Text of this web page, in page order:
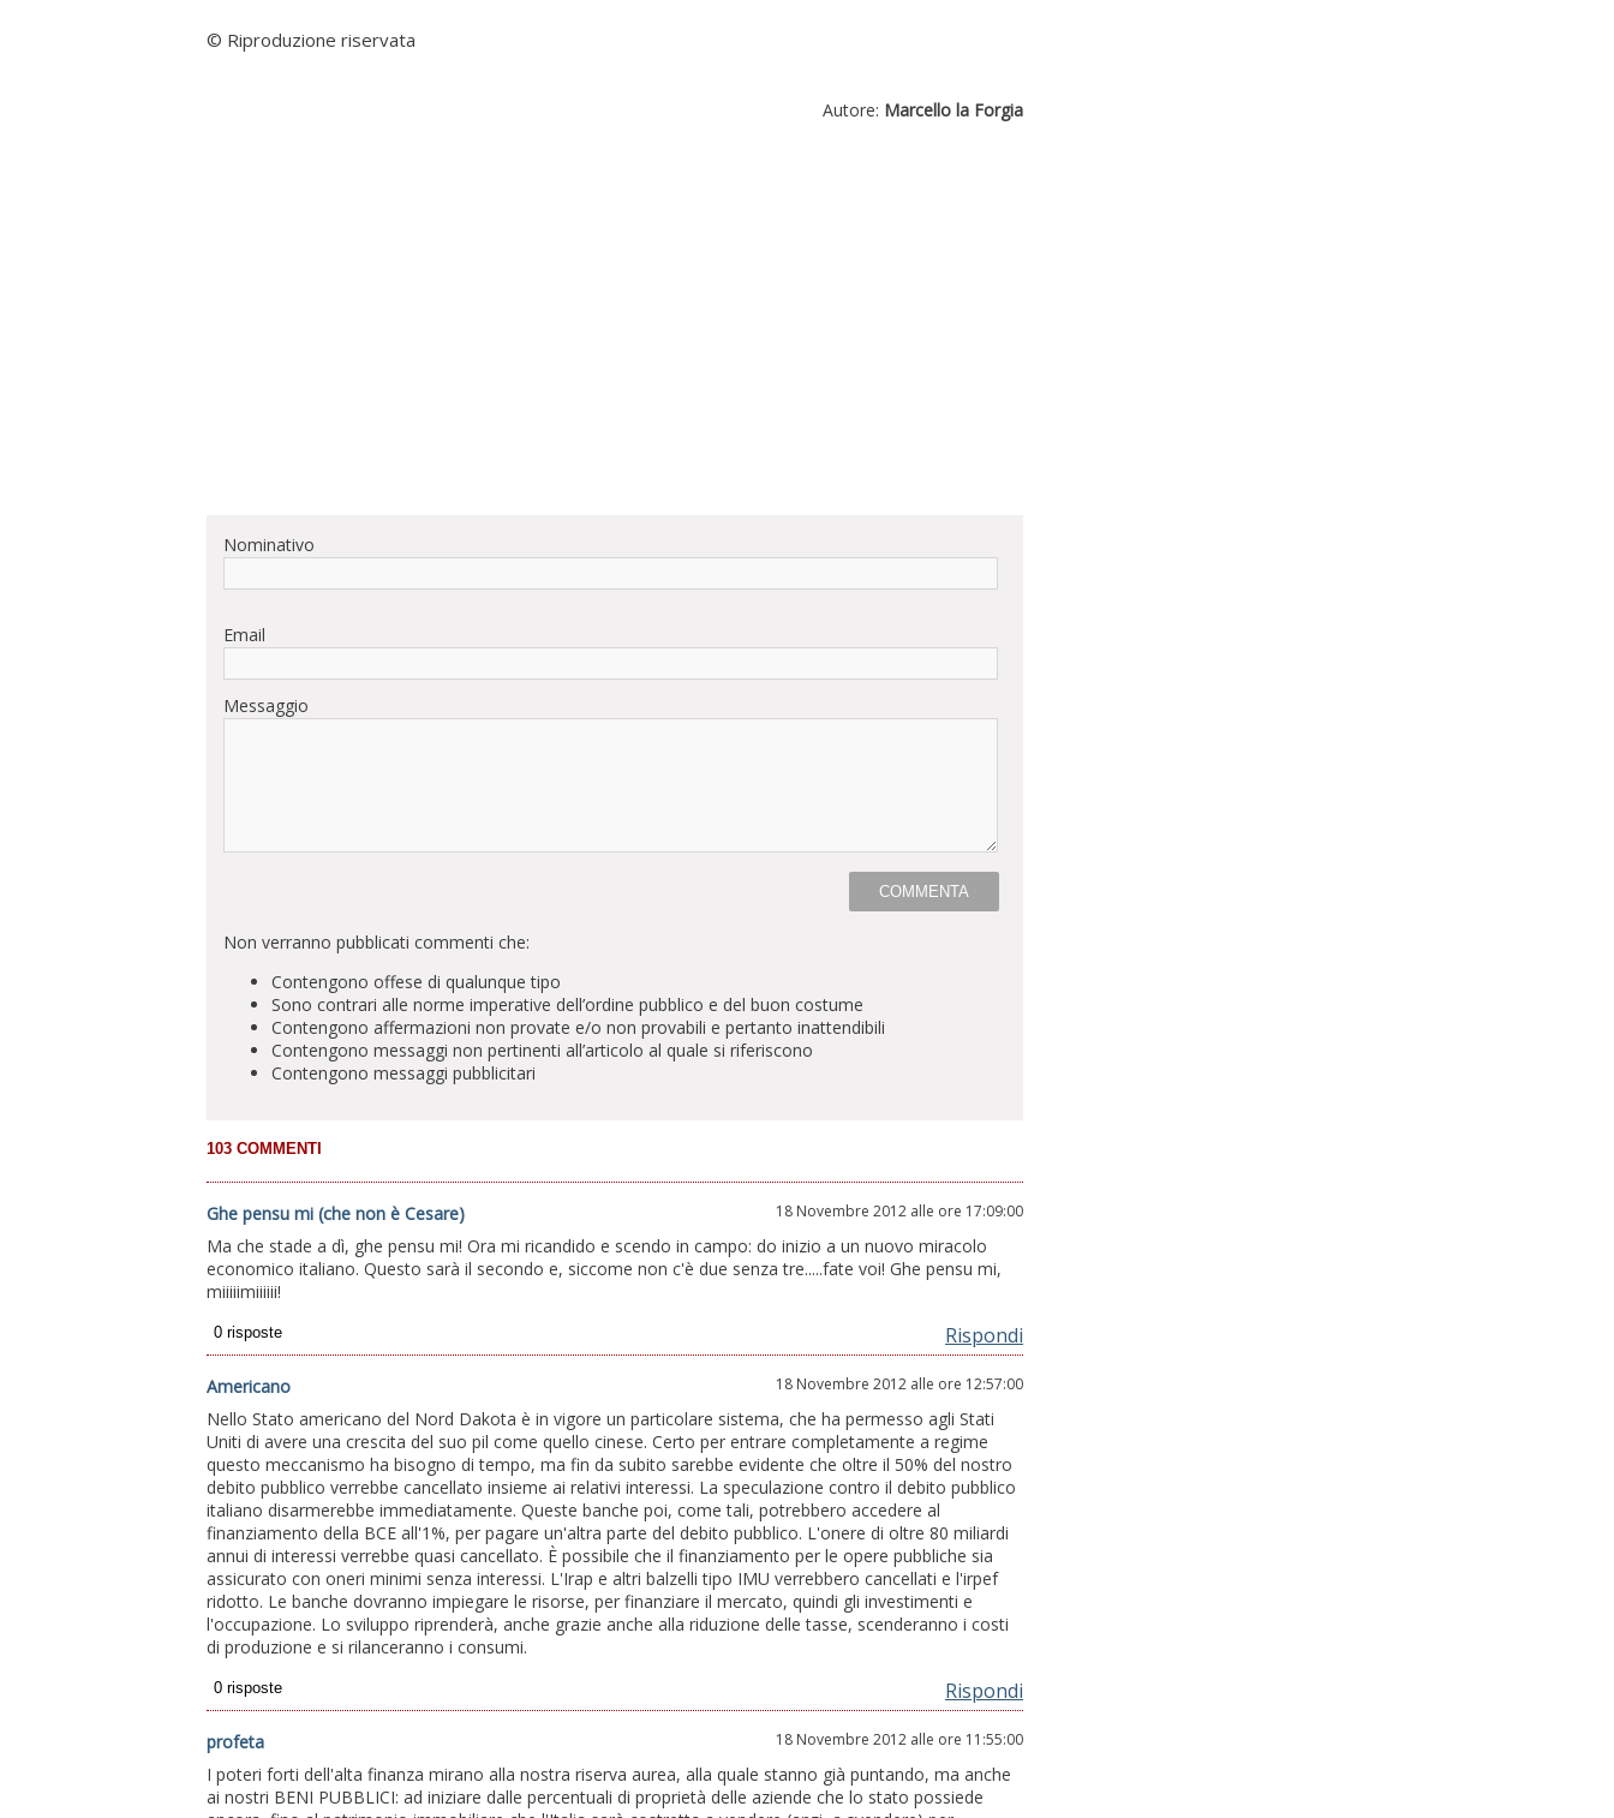
© Riproduzione riservata
Autore: Marcello la Forgia
Nominativo
Email
Messaggio
Non verranno pubblicati commenti che:
Contengono offese di qualunque tipo
Sono contrari alle norme imperative dell’ordine pubblico e del buon costume
Contengono affermazioni non provate e/o non provabili e pertanto inattendibili
Contengono messaggi non pertinenti all’articolo al quale si riferiscono
Contengono messaggi pubblicitari
Ghe pensu mi (che non è Cesare) 18 Novembre 2012 alle ore 17:09:00
Ma che stade a dì, ghe pensu mi! Ora mi ricandido e scendo in campo: do inizio a un nuovo miracolo
economico italiano. Questo sarà il secondo e, siccome non c'è due senza tre.....fate voi! Ghe pensu mi,
miiiiimiiiiii!
Rispondi
Americano 18 Novembre 2012 alle ore 12:57:00
Nello Stato americano del Nord Dakota è in vigore un particolare sistema, che ha permesso agli Stati
Uniti di avere una crescita del suo pil come quello cinese. Certo per entrare completamente a regime
questo meccanismo ha bisogno di tempo, ma fin da subito sarebbe evidente che oltre il 50% del nostro
debito pubblico verrebbe cancellato insieme ai relativi interessi. La speculazione contro il debito pubblico
italiano disarmerebbe immediatamente. Queste banche poi, come tali, potrebbero accedere al
finanziamento della BCE all'1%, per pagare un'altra parte del debito pubblico. L'onere di oltre 80 miliardi
annui di interessi verrebbe quasi cancellato. È possibile che il finanziamento per le opere pubbliche sia
assicurato con oneri minimi senza interessi. L'Irap e altri balzelli tipo IMU verrebbero cancellati e l'irpef
ridotto. Le banche dovranno impiegare le risorse, per finanziare il mercato, quindi gli investimenti e
l'occupazione. Lo sviluppo riprenderà, anche grazie anche alla riduzione delle tasse, scenderanno i costi
di produzione e si rilanceranno i consumi.
Rispondi
profeta 18 Novembre 2012 alle ore 11:55:00
I poteri forti dell'alta finanza mirano alla nostra riserva aurea, alla quale stanno già puntando, ma anche
ai nostri BENI PUBBLICI: ad iniziare dalle percentuali di proprietà delle aziende che lo stato possiede